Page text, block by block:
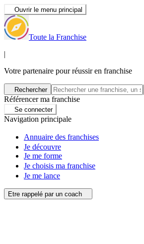
Ouvrir le menu principal
Toute la Franchise
|
Votre partenaire pour réussir en franchise
Rechercher
Référencer ma franchise
Se connecter
Navigation principale
Annuaire des franchises
Je découvre
Je me forme
Je choisis ma franchise
Je me lance
Etre rappelé par un coach